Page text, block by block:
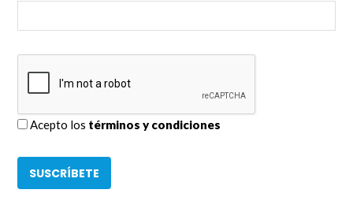
Acepto los términos y condiciones